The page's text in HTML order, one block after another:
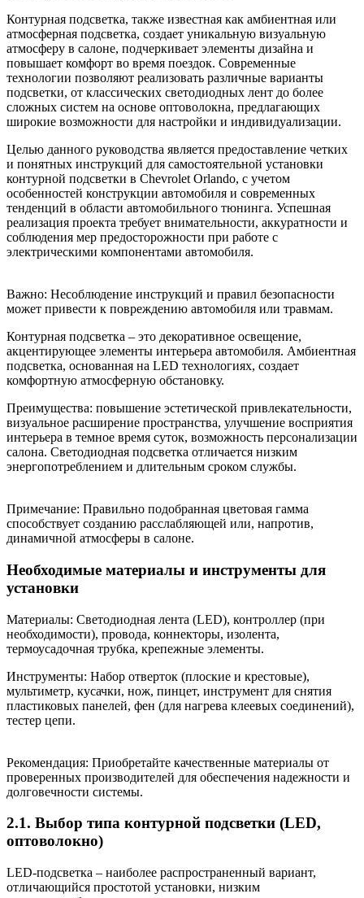
Контурная подсветка, также известная как амбиентная или
атмосферная подсветка, создает уникальную визуальную
атмосферу в салоне, подчеркивает элементы дизайна и
повышает комфорт во время поездок. Современные
технологии позволяют реализовать различные варианты
подсветки, от классических светодиодных лент до более
сложных систем на основе оптоволокна, предлагающих
широкие возможности для настройки и индивидуализации.
Целью данного руководства является предоставление четких
и понятных инструкций для самостоятельной установки
контурной подсветки в Chevrolet Orlando, с учетом
особенностей конструкции автомобиля и современных
тенденций в области автомобильного тюнинга. Успешная
реализация проекта требует внимательности, аккуратности и
соблюдения мер предосторожности при работе с
электрическими компонентами автомобиля.
Важно: Несоблюдение инструкций и правил безопасности
может привести к повреждению автомобиля или травмам.
Контурная подсветка – это декоративное освещение,
акцентирующее элементы интерьера автомобиля. Амбиентная
подсветка, основанная на LED технологиях, создает
комфортную атмосферную обстановку.
Преимущества: повышение эстетической привлекательности,
визуальное расширение пространства, улучшение восприятия
интерьера в темное время суток, возможность персонализации
салона. Светодиодная подсветка отличается низким
энергопотреблением и длительным сроком службы.
Примечание: Правильно подобранная цветовая гамма
способствует созданию расслабляющей или, напротив,
динамичной атмосферы в салоне.
Необходимые материалы и инструменты для
установки
Материалы: Светодиодная лента (LED), контроллер (при
необходимости), провода, коннекторы, изолента,
термоусадочная трубка, крепежные элементы.
Инструменты: Набор отверток (плоские и крестовые),
мультиметр, кусачки, нож, пинцет, инструмент для снятия
пластиковых панелей, фен (для нагрева клеевых соединений),
тестер цепи.
Рекомендация: Приобретайте качественные материалы от
проверенных производителей для обеспечения надежности и
долговечности системы.
2.1. Выбор типа контурной подсветки (LED,
оптоволокно)
LED-подсветка – наиболее распространенный вариант,
отличающийся простотой установки, низким